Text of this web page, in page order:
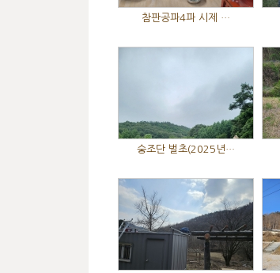
참판공파4파 시제 …
숭조단 벌초(2025년…